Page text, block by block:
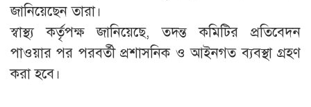
জানিয়েছেন তারা।
স্বাস্থ্য কর্তৃপক্ষ জানিয়েছে, তদন্ত কমিটির প্রতিবেদন
পাওয়ার পর পরবর্তী প্রশাসনিক ও আইনগত ব্যবস্থা গ্রহণ
করা হবে।